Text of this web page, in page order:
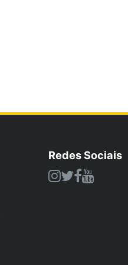
Redes Sociais